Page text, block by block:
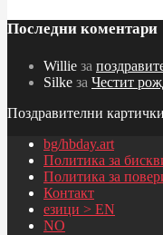
Последни коментари
Willie за
Silke за Честит
Поздравителни
bg/hbday.art
Политика за
Политика за
Контакт
езици > EN
NO